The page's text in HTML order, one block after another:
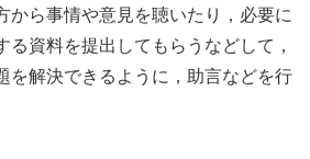
ら事情や意見を聴いたり，必要に
る資料を提出してもらうなどして，
を解決できるように，助言などを行